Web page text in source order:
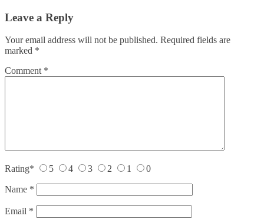
Leave a Reply
Your email address will not be published. Required fields are
marked *
Comment *
Rating* 5 4 3 2 1 0
Name *
Email *